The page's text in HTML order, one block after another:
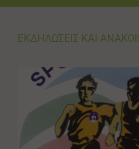
ΕΚΔΗΛΩΣΕΙΣ ΚΑΙ